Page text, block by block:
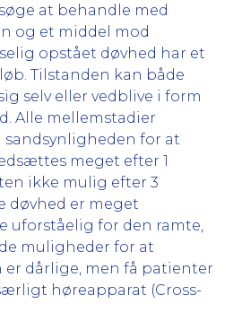
at behandle med
og et middel mod
opstået døvhed har et
Tilstanden kan både
selv eller vedblive i form
Alle mellemstadier
for at
meget efter 1
ikke mulig efter 3
døvhed er meget
uforståelig for den ramte,
muligheder for at
dårlige, men få patienter
høreapparat (Cross-